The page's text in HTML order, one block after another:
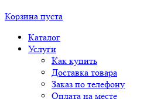
Корзина пуста
Каталог
Услуги
Как купить
Доставка товара
Заказ по телефону
Оплата на месте